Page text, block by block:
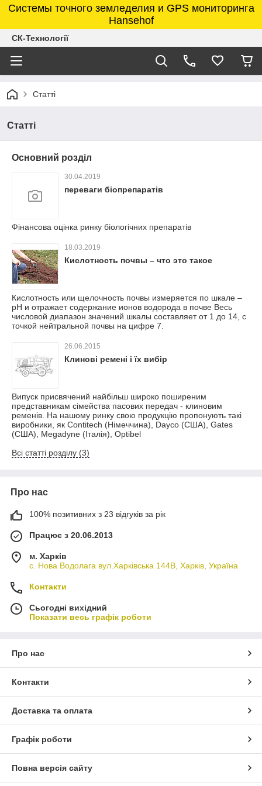
Системы точного земледелия и GPS мониторинга
Hansehof
СК-Технології
Статті
Статті
Основний розділ
30.04.2019
переваги біопрепаратів
Фінансова оцінка ринку біологічних препаратів
18.03.2019
Кислотность почвы – что это такое
Кислотность или щелочность почвы измеряется по шкале –
pH и отражает содержание ионов водорода в почве Весь
числовой диапазон значений шкалы составляет от 1 до 14, с
точкой нейтральной почвы на цифре 7.
26.06.2015
Клинові ремені і їх вибір
Випуск присвячений найбільш широко поширеним
представникам сімейства пасових передач - клиновим
ременів. На нашому ринку свою продукцію пропонують такі
виробники, як Contitech (Німеччина), Dayco (США), Gates
(США), Megadyne (Італія), Optibel
Всі статті розділу (3)
Про нас
100% позитивних з 23 відгуків за рік
Працює з 20.06.2013
м. Харків
с. Нова Водолага вул.Харківська 144В, Харків, Україна
Контакти
Сьогодні вихідний
Показати весь графік роботи
Про нас
Контакти
Доставка та оплата
Графік роботи
Повна версія сайту